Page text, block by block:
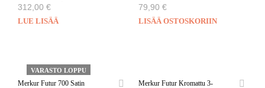
312,00 €
LUE LISÄÄ
79,90 €
LISÄÄ OSTOSKORIIN
VARASTO LOPPU
Merkur Futur 700 Satin
Merkur Futur Kromattu 3-